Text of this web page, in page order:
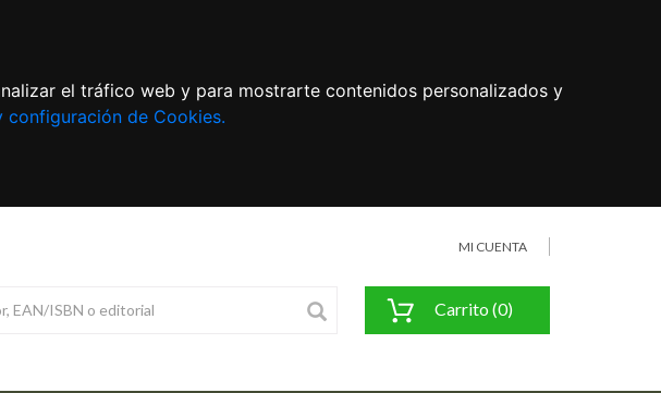
el tráfico web y para mostrarte contenidos personalizados y
de Cookies.
MI CUENTA
Carrito (0)